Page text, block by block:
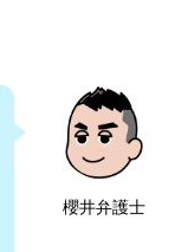
櫻井弁護士